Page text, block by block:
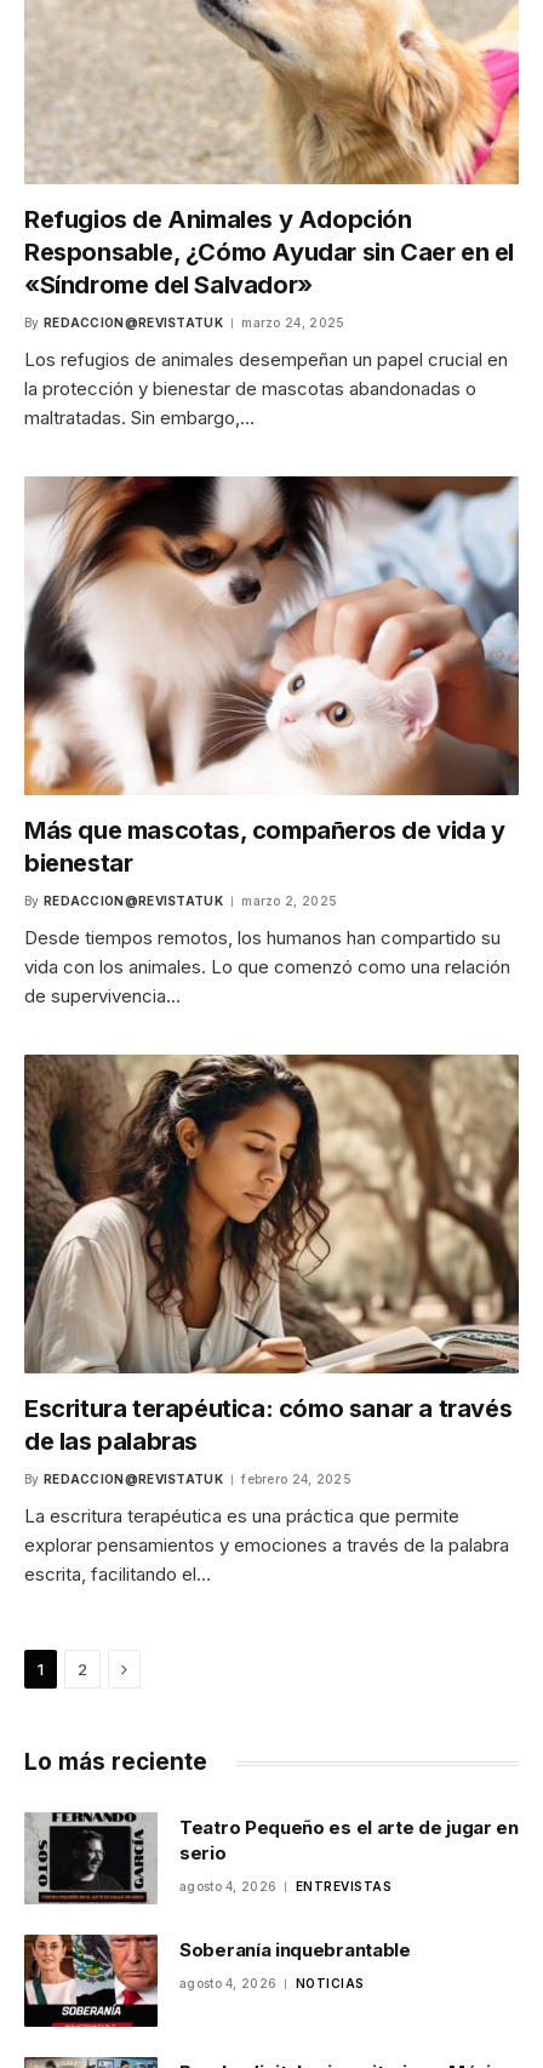
Refugios de Animales y Adopción
Responsable, ¿Cómo Ayudar sin Caer en el
«Síndrome del Salvador»
By REDACCION@REVISTATUK marzo 24, 2025
Los refugios de animales desempeñan un papel crucial en
la protección y bienestar de mascotas abandonadas o
maltratadas. Sin embargo,…
Más que mascotas, compañeros de vida y
bienestar
By REDACCION@REVISTATUK marzo 2, 2025
Desde tiempos remotos, los humanos han compartido su
vida con los animales. Lo que comenzó como una relación
de supervivencia…
Escritura terapéutica: cómo sanar a través
de las palabras
By REDACCION@REVISTATUK febrero 24, 2025
La escritura terapéutica es una práctica que permite
explorar pensamientos y emociones a través de la palabra
escrita, facilitando el…
1 2 Next
Lo más reciente
Teatro Pequeño es el arte de jugar en
serio
agosto 4, 2026 ENTREVISTAS
Soberanía inquebrantable
agosto 4, 2026 NOTICIAS